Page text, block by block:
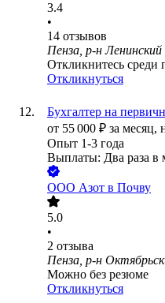
3.4
•
14 отзывов
Пенза, р-н Ленинский
Откликнитесь среди
Откликнуться
Бухгалтер на
от 55 000 ₽ за месяц,
Опыт 1-3 года
Выплаты: Два раза в
ООО Азот в Почву
5.0
•
2 отзыва
Пенза, р-н
Можно без резюме
Откликнуться